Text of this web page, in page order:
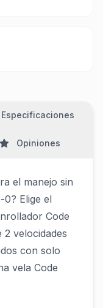
Especificaciones
Opiniones
el manejo sin
Elige el
Code
velocidades
con solo
vela Code